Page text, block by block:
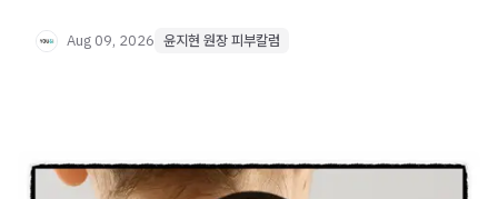
Aug 09, 2026 윤지현 원장 피부칼럼